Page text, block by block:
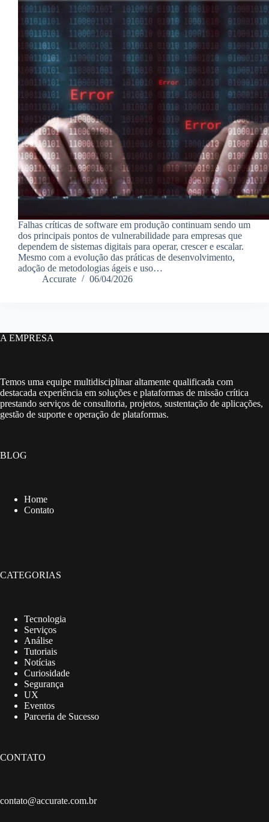
Falhas críticas de software em produção continuam sendo um
dos principais pontos de vulnerabilidade para empresas que
dependem de sistemas digitais para operar, crescer e escalar.
Mesmo com a evolução das práticas de desenvolvimento,
adoção de metodologias ágeis e uso…
Accurate
06/04/2026
A EMPRESA
Temos uma equipe multidisciplinar altamente qualificada com
destacada experiência em soluções e plataformas de missão crítica
prestando serviços de consultoria, projetos, sustentação de aplicações,
gestão de suporte e operação de plataformas.
BLOG
Home
Contato
CATEGORIAS
Tecnologia
Serviços
Análise
Tutoriais
Notícias
Curiosidade
Segurança
UX
Eventos
Parceria de Sucesso
CONTATO
contato@accurate.com.br